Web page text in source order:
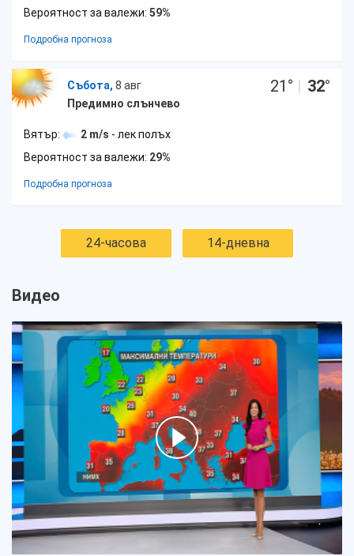
Вероятност за валежи: 59%
Подробна прогноза
Събота, 8 авг
Предимно слънчево
21 ° | 32°
Вятър: 2 m/s - лек полъх
Вероятност за валежи: 29%
Подробна прогноза
24-часова 14-дневна
Видео